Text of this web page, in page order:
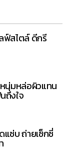
ฟ์สไตล์ ดีกรี
นุ่มหล่อผิวแทน
ถึงใจ
ซ่บ ถ่ายเซ็กซี่